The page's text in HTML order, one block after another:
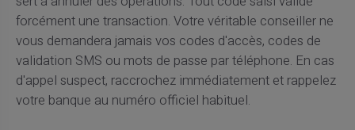
forcément une transaction. Votre véritable conseiller ne
vous demandera jamais vos codes d'accès, codes de
validation SMS ou mots de passe par téléphone. En cas
d'appel suspect, raccrochez immédiatement et rappelez
votre banque au numéro officiel habituel.